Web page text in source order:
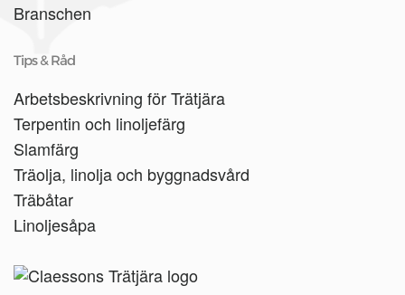
Branschen
Tips & Råd
Arbetsbeskrivning för Trätjära
Terpentin och linoljefärg
Slamfärg
Träolja, linolja och byggnadsvård
Träbåtar
Linoljesåpa